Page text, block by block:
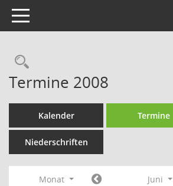
Toggle navigation
Rechercheauswahl
Termine 2008
Kalender Termine
Niederschriften
Monat Juni